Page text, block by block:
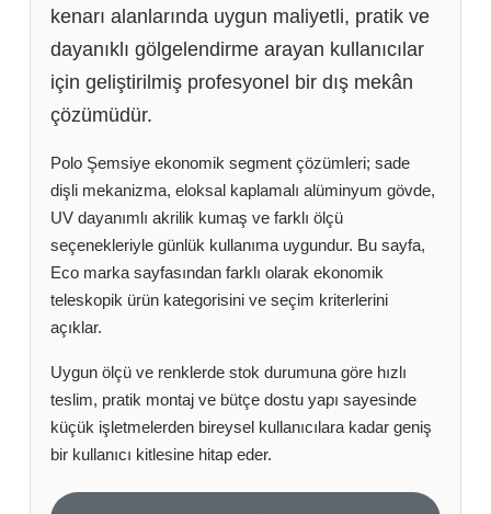
kenarı alanlarında uygun maliyetli, pratik ve
dayanıklı gölgelendirme arayan kullanıcılar
için geliştirilmiş profesyonel bir dış mekân
çözümüdür.
Polo Şemsiye ekonomik segment çözümleri; sade
dişli mekanizma, eloksal kaplamalı alüminyum gövde,
UV dayanımlı akrilik kumaş ve farklı ölçü
seçenekleriyle günlük kullanıma uygundur. Bu sayfa,
Eco marka sayfasından farklı olarak ekonomik
teleskopik ürün kategorisini ve seçim kriterlerini
açıklar.
Uygun ölçü ve renklerde stok durumuna göre hızlı
teslim, pratik montaj ve bütçe dostu yapı sayesinde
küçük işletmelerden bireysel kullanıcılara kadar geniş
bir kullanıcı kitlesine hitap eder.